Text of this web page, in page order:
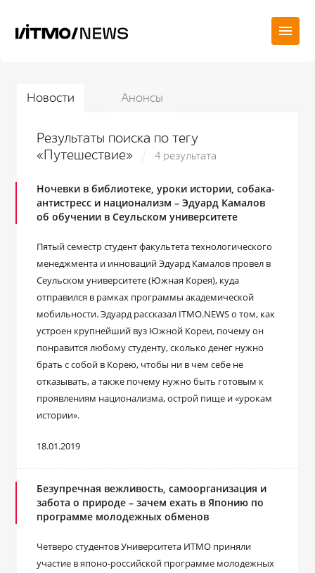
Новости Анонсы
Результаты поиска по тегу
«Путешествие»
4 результата
Ночевки в библиотеке, уроки истории, собака-
антистресс и национализм – Эдуард Камалов
об обучении в Сеульском университете
Пятый семестр студент факультета технологического
менеджмента и инноваций Эдуард Камалов провел в
Сеульском университете (Южная Корея), куда
отправился в рамках программы академической
мобильности. Эдуард рассказал ITMO.NEWS о том, как
устроен крупнейший вуз Южной Кореи, почему он
понравится любому студенту, сколько денег нужно
брать с собой в Корею, чтобы ни в чем себе не
отказывать, а также почему нужно быть готовым к
проявлениям национализма, острой пище и «урокам
истории».
18.01.2019
Безупречная вежливость, самоорганизация и
забота о природе – зачем ехать в Японию по
программе молодежных обменов
Четверо студентов Университета ИТМО приняли
участие в японо-российской программе молодежных